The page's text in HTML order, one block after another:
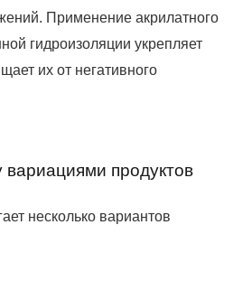
Применение акрилатного
гидроизоляции укрепляет
их от негативного
продуктов
несколько вариантов